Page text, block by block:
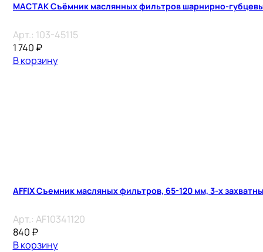
MACTAK Съёмник маслянных фильтров шарнирно-
Арт.: 103-45115
1 740 ₽
В корзину
AFFIX Съемник масляных фильтров, 65-120 мм, 3-х
Арт.: AF10341120
840 ₽
В корзину